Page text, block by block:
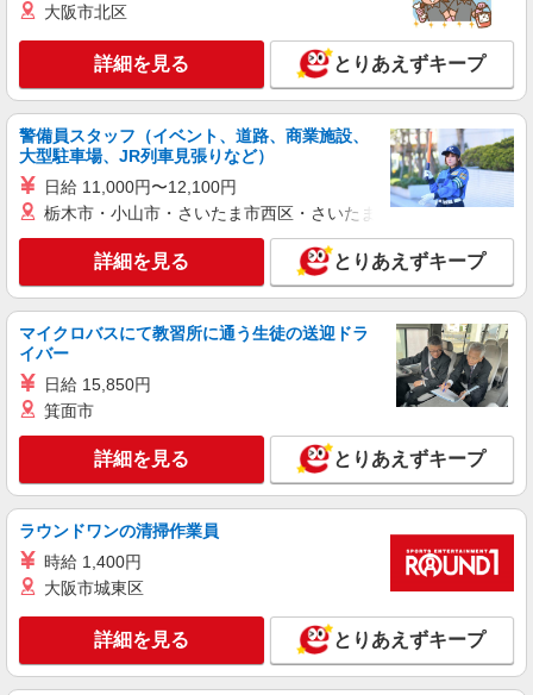
キープ 詳細を見る
正社員
ソフトバンク郡山南店
ソフトバンクショップの携帯販売スタッフ
月給 210,567円 〜 256,438円 固定残業代:
27,177円 〜 33,098円（20時間相当） ＊時間外手
当は時間外労働の有無にかかわらず、固定残業代
として支給し、相当時間を超える時間外労働分は
法定どおり追加で支給します。 試用期間あり 3ヶ
月 ※経験・能力による 【試用期間】月給 210567
円 〜 256438 円
■ソフトバンク郡山南店 福島県 郡山市 南2丁
目 38番地
詳細を見る
正社員
ソフトバンク八山田店
タッフ
月給 290,000円 〜 390,000円 固定残業代:
38,500円 〜 51,800円（20時間相当） ＊時間外手
当は時間外労働の有無にかかわらず、固定残業代
として支給し、 相当時間を超える時間外労働は法
定通り追加で支給します。固定残業代の金額は月
給に応じ設定します 試用期間あり 2ヶ月 ※経験・
390000 円
■ソフトバンク八山田店 福島県 郡山市 八山田
ソフトバンク小原田店
大阪市北区
詳細を見る とりあえずキープ
警備員スタッフ（イベント、道路、商業施設、
大型駐車場、JR列車見張りなど）
日給 11,000円〜12,100円
栃木市・小山市・さいたま市西区・さいたま市岩槻区・久喜市・
詳細を見る とりあえずキープ
マイクロバスにて教習所に通う生徒の送迎ドラ
イバー
日給 15,850円
箕面市
詳細を見る とりあえずキープ
ラウンドワンの清掃作業員
時給 1,400円
大阪市城東区
詳細を見る とりあえずキープ